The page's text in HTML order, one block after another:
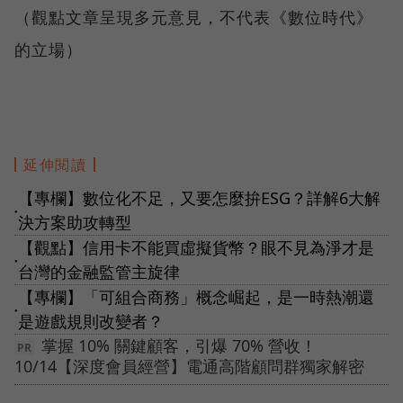
（觀點文章呈現多元意見，不代表《數位時代》
的立場）
延伸閱讀
●
【專欄】數位化不足，又要怎麼拚ESG？詳解6大解
決方案助攻轉型
●
【觀點】信用卡不能買虛擬貨幣？眼不見為淨才是
台灣的金融監管主旋律
●
【專欄】「可組合商務」概念崛起，是一時熱潮還
是遊戲規則改變者？
掌握 10% 關鍵顧客，引爆 70% 營收！
10/14【深度會員經營】電通高階顧問群獨家解密